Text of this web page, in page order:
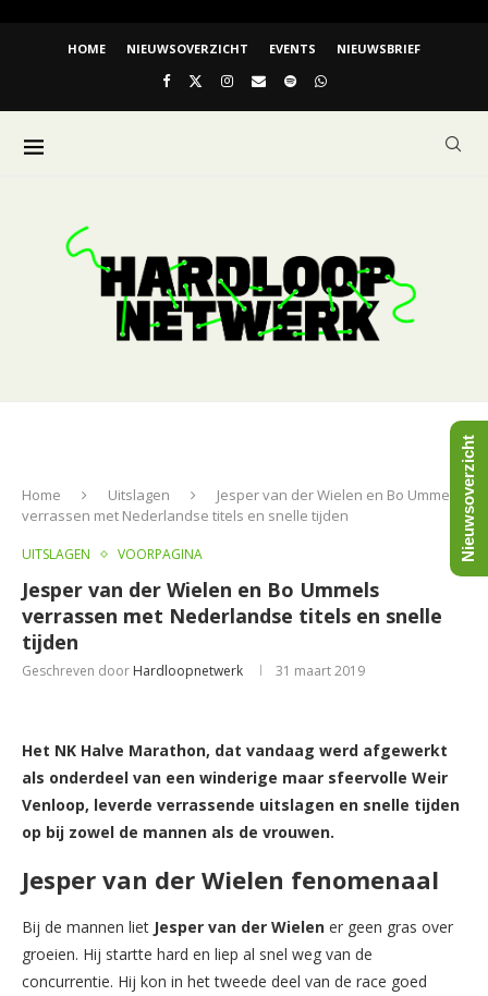
HOME NIEUWSOVERZICHT EVENTS NIEUWSBRIEF
Home Uitslagen
Jesper van der Wielen en Bo Ummels
verrassen met Nederlandse titels en snelle tijden
UITSLAGEN VOORPAGINA
Jesper van der Wielen en Bo Ummels
verrassen met Nederlandse titels en snelle
tijden
Geschreven door Hardloopnetwerk 31 maart 2019
Het NK Halve Marathon, dat vandaag werd afgewerkt
als onderdeel van een winderige maar sfeervolle Weir
Venloop, leverde verrassende uitslagen en snelle tijden
op bij zowel de mannen als de vrouwen.
Jesper van der Wielen fenomenaal
Bij de mannen liet Jesper van der Wielen er geen gras over
groeien. Hij startte hard en liep al snel weg van de
concurrentie. Hij kon in het tweede deel van de race goed
Nieuwsoverzicht